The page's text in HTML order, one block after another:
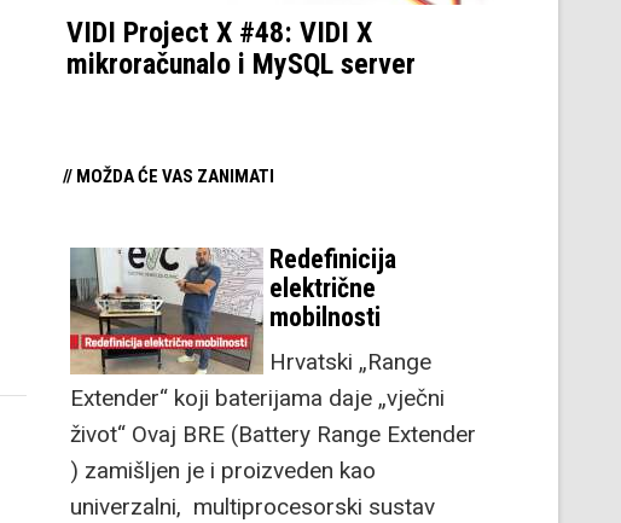
VIDI Project X #48: VIDI X
mikroračunalo i MySQL server
// MOŽDA ĆE VAS ZANIMATI
Redefinicija
električne
mobilnosti
Hrvatski „Range
Extender“ koji baterijama daje „vječni
život“ Ovaj BRE (Battery Range Extender
) zamišljen je i proizveden kao
univerzalni, multiprocesorski sustav